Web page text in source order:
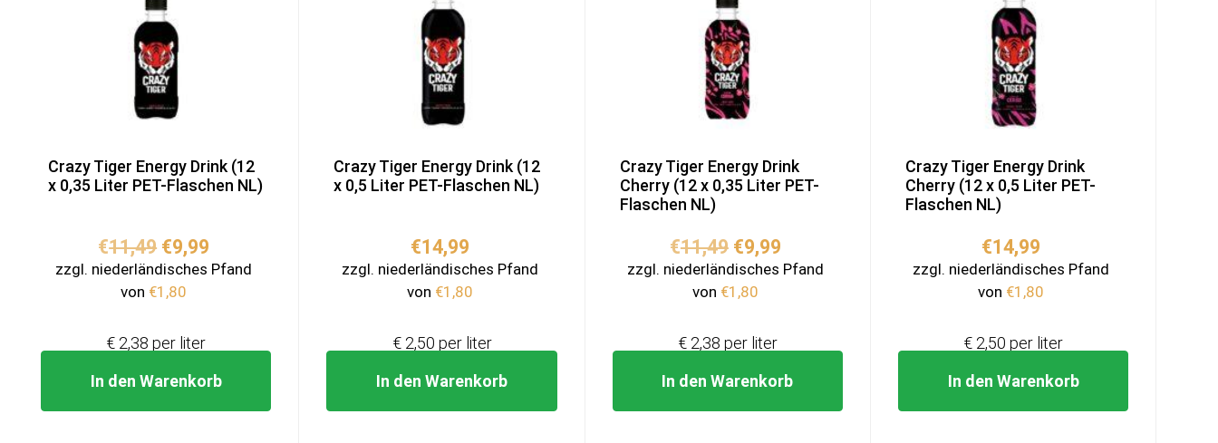
Crazy Tiger Energy Drink (12
x 0,35 Liter PET-Flaschen NL)
€11,49 Ursprünglicher
Preis
war:
€9,99
Preis
zzgl. niederländisches Pfand
von €1,80
In den Warenkorb
€ 2,38 per liter
Crazy Tiger Energy Drink (12
x 0,5 Liter PET-Flaschen NL)
€14,99
zzgl. niederländisches Pfand
von €1,80
In den Warenkorb
€ 2,50 per liter
Crazy Tiger Energy Drink
Cherry (12 x 0,35 Liter PET-
Flaschen NL)
€11,49 Ursprünglicher
Preis
war:
€9,99Aktueller
Preis
zzgl. niederländisches Pfand
von €1,80
In den Warenkorb
€ 2,38 per liter
Crazy Tiger Energy Drink
Cherry (12 x 0,5 Liter PET-
Flaschen NL)
€14,99
zzgl. niederländisches Pfand
von €1,80
In den Warenkorb
€ 2,50 per liter